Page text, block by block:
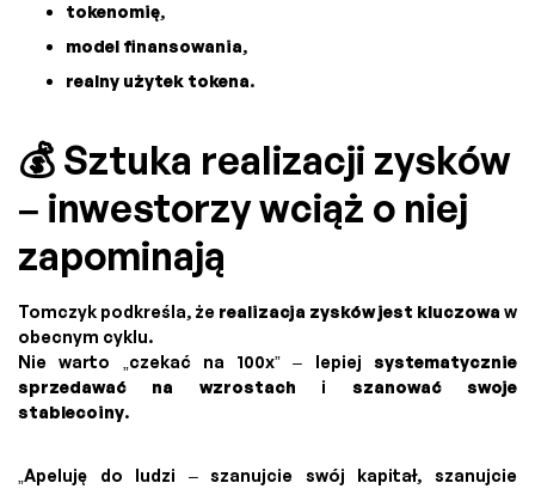
tokenomię,
model finansowania,
realny użytek tokena.
💰 Sztuka realizacji zysków
– inwestorzy wciąż o niej
zapominają
Tomczyk podkreśla, że realizacja zysków jest kluczowa w
obecnym cyklu.
Nie warto „czekać na 100x” – lepiej systematycznie
sprzedawać na wzrostach i szanować swoje
stablecoiny.
„Apeluję do ludzi – szanujcie swój kapitał, szanujcie